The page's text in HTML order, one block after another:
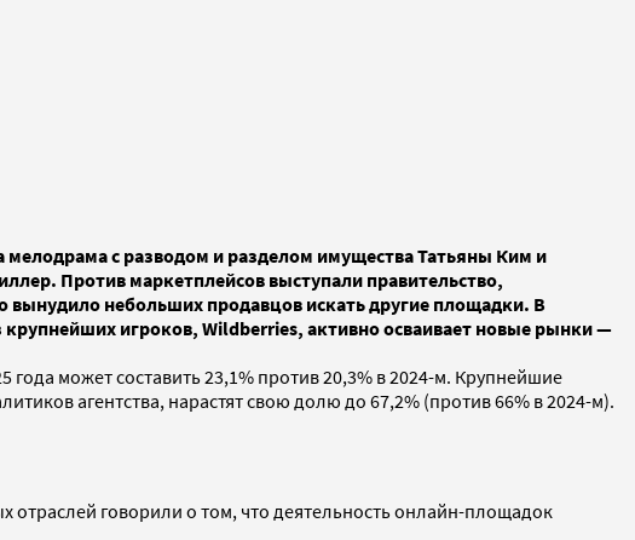
мелодрама с разводом и разделом имущества Татьяны Ким и
Против маркетплейсов выступали правительство,
небольших продавцов искать другие площадки. В
игроков, Wildberries, активно осваивает новые рынки —
года может составить 23,1% против 20,3% в 2024-м. Крупнейшие
агентства, нарастят свою долю до 67,2% (против 66% в 2024-м).
говорили о том, что деятельность онлайн-площадок